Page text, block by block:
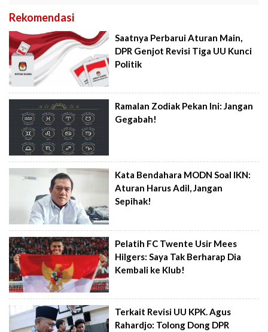
Rekomendasi
Saatnya Perbarui Aturan Main,
DPR Genjot Revisi Tiga UU Kunci
Politik
Ramalan Zodiak Pekan Ini: Jangan
Gegabah!
Kata Bendahara MODN Soal IKN:
Aturan Harus Adil, Jangan
Sepihak!
Pelatih FC Twente Usir Mees
Hilgers: Saya Tak Berharap Dia
Kembali ke Klub!
Terkait Revisi UU KPK. Agus
Rahardjo: Tolong Dong DPR